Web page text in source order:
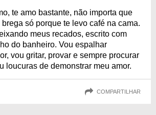
te amo bastante, não importa que
só porque te levo café na cama.
meus recados, escrito com
do banheiro. Vou espalhar
vou gritar, provar e sempre procurar
loucuras de demonstrar meu amor.
COMPARTILHAR